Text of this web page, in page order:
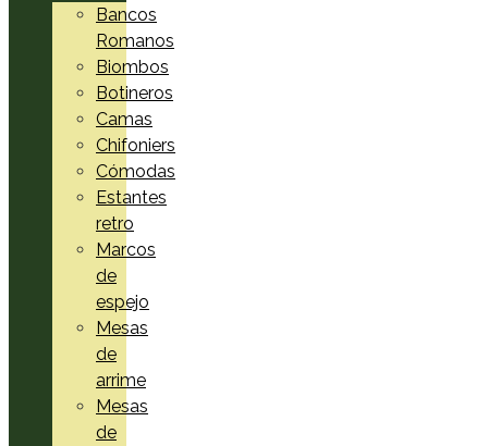
Bancos
Romanos
Biombos
Botineros
Camas
Chifoniers
Cómodas
Estantes
retro
Marcos
de
espejo
Mesas
de
arrime
Mesas
de